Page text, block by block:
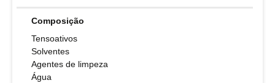
Composição
Tensoativos
Solventes
Agentes de limpeza
Água